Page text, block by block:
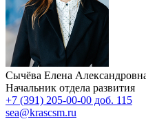
Сычёва Елена
Начальник отдела развития
+7 (391) 205-00-00 доб. 115
sea@krascsm.ru